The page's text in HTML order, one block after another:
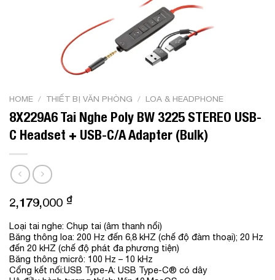
HOME / THIẾT BỊ VĂN PHÒNG / LOA & HEADPHONE
8X229A6 Tai Nghe Poly BW 3225 STEREO USB-
C Headset + USB-C/A Adapter (Bulk)
2,179,000 ₫
Loại tai nghe: Chụp tai (âm thanh nổi)
Băng thông loa: 200 Hz đến 6,8 kHZ (chế độ đàm thoại); 20 Hz
đến 20 kHZ (chế độ phát đa phương tiện)
Băng thông micrô: 100 Hz – 10 kHz
Cổng kết nối:USB Type-A: USB Type-C® có dây